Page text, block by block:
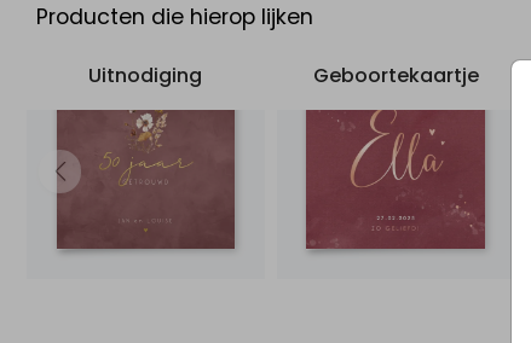
Producten die hierop lijken
Uitnodiging Geboortekaartje